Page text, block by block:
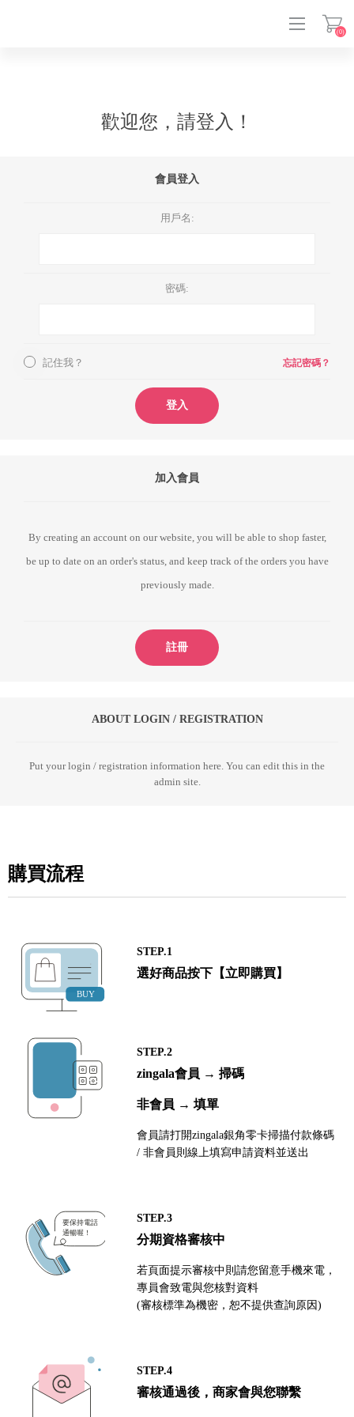
(0)
歡迎您，請登入！
會員登入
用戶名:
密碼:
記住我？ 忘記密碼？
登入
加入會員
By creating an account on our website, you will be able to shop faster,
be up to date on an order's status, and keep track of the orders you have
previously made.
註冊
ABOUT LOGIN / REGISTRATION
Put your login / registration information here. You can edit this in the
admin site.
購買流程
STEP.1
選好商品按下【立即購買】
STEP.2
zingala會員 → 掃碼
非會員 → 填單
會員請打開zingala銀角零卡掃描付款條碼
/ 非會員則線上填寫申請資料並送出
STEP.3
分期資格審核中
若頁面提示審核中則請您留意手機來電，
專員會致電與您核對資料
(審核標準為機密，恕不提供查詢原因)
STEP.4
審核通過後，商家會與您聯繫